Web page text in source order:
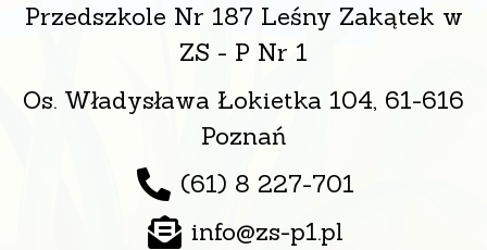
Przedszkole Nr 187 Leśny Zakątek w
ZS - P Nr 1
Os. Władysława Łokietka 104, 61-616
Poznań
(61) 8 227-701
info@zs-p1.pl